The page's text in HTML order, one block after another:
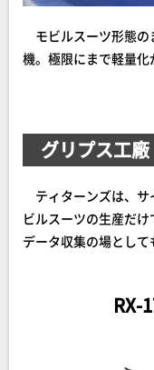
モビルスーツ形態の
機。極限にまで軽量化
グリプス工廠
ティターンズは、サ
ビルスーツの生産だ
データ収集の場として
RX-